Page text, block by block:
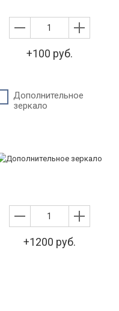
+100 руб.
Дополнительное
зеркало
+1200 руб.